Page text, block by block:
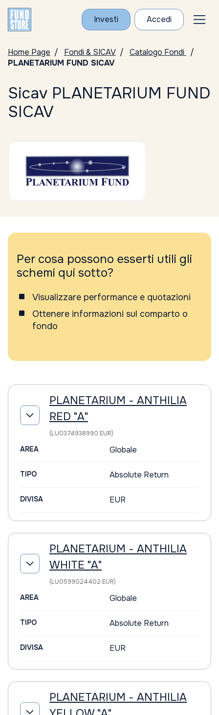
Investi Accedi
Home Page Fondi & SICAV
Catalogo Fondi
PLANETARIUM FUND SICAV
Sicav PLANETARIUM FUND
SICAV
Per cosa possono esserti utili gli
schemi qui sotto?
Visualizzare performance e quotazioni
Ottenere informazioni sul comparto o
fondo
PLANETARIUM - ANTHILIA
RED "A"
(LU0374938990 EUR)
AREA Globale
TIPO Absolute Return
DIVISA EUR
PLANETARIUM - ANTHILIA
WHITE "A"
(LU0599024402 EUR)
AREA Globale
TIPO Absolute Return
DIVISA EUR
PLANETARIUM - ANTHILIA